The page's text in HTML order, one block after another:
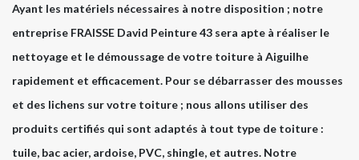
Ayant les matériels nécessaires à notre disposition ; notre
entreprise FRAISSE David Peinture 43 sera apte à réaliser le
nettoyage et le démoussage de votre toiture à Aiguilhe
rapidement et efficacement. Pour se débarrasser des mousses
et des lichens sur votre toiture ; nous allons utiliser des
produits certifiés qui sont adaptés à tout type de toiture :
tuile, bac acier, ardoise, PVC, shingle, et autres. Notre